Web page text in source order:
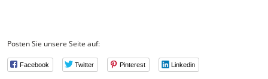
Posten Sie unsere Seite auf:
Facebook Twitter Pinterest Linkedin